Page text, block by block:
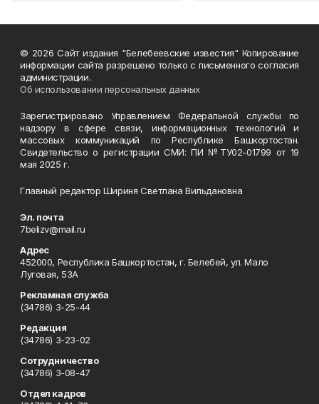
© 2026 Сайт издания "Белебеевские известия" Копирование
информации сайта разрешено только с письменного согласия
администрации.
Об использовании персональных данных
Зарегистрировано Управлением Федеральной службы по
надзору в сфере связи, информационных технологий и
массовых коммуникаций по Республике Башкортостан.
Свидетельство о регистрации СМИ: ПИ №ТУ02-01799 от 19
мая 2025 г.
Главный редактор Шириня Светлана Вильдановна
Эл. почта
7belizv@mail.ru
Адрес
452000, Республика Башкортостан, г. Белебей, ул. Мало
Луговая, 53А
Рекламная служба
(34786) 3-25-44
Редакция
(34786) 3-23-02
Сотрудничество
(34786) 3-08-47
Отдел кадров